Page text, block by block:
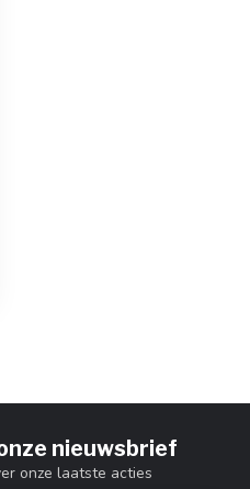
nieuwsbrief
onze laatste acties